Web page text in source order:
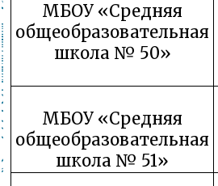
МБОУ «Средняя
общеобразовательная
школа № 50»
МБОУ «Средняя
общеобразовательная
школа № 51»